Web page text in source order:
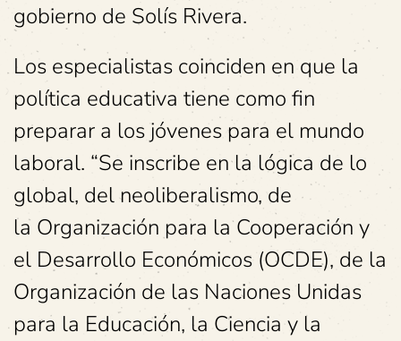
gobierno de Solís Rivera.
Los especialistas coinciden en que la
política educativa tiene como fin
preparar a los jóvenes para el mundo
laboral. “Se inscribe en la lógica de lo
global, del neoliberalismo, de
la Organización para la Cooperación y
el Desarrollo Económicos (OCDE), de la
Organización de las Naciones Unidas
para la Educación, la Ciencia y la